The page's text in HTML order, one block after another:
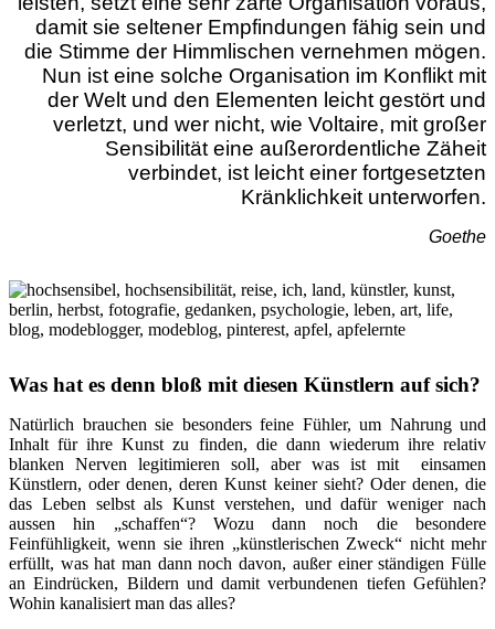
damit sie seltener Empfindungen fähig sein und
die Stimme der Himmlischen vernehmen mögen.
Nun ist eine solche Organisation im Konflikt mit
der Welt und den Elementen leicht gestört und
verletzt, und wer nicht, wie Voltaire, mit großer
Sensibilität eine außerordentliche Zäheit
verbindet, ist leicht einer fortgesetzten
Kränklichkeit unterworfen.
Goethe
Was hat es denn bloß mit diesen Künstlern auf sich?
Natürlich brauchen sie besonders feine Fühler, um Nahrung und
Inhalt für ihre Kunst zu finden, die dann wiederum ihre relativ
blanken Nerven legitimieren soll, aber was ist mit einsamen
Künstlern, oder denen, deren Kunst keiner sieht? Oder denen, die
das Leben selbst als Kunst verstehen, und dafür weniger nach
aussen hin „schaffen“? Wozu dann noch die besondere
Feinfühligkeit, wenn sie ihren „künstlerischen Zweck“ nicht mehr
erfüllt, was hat man dann noch davon, außer einer ständigen Fülle
an Eindrücken, Bildern und damit verbundenen tiefen Gefühlen?
Wohin kanalisiert man das alles?